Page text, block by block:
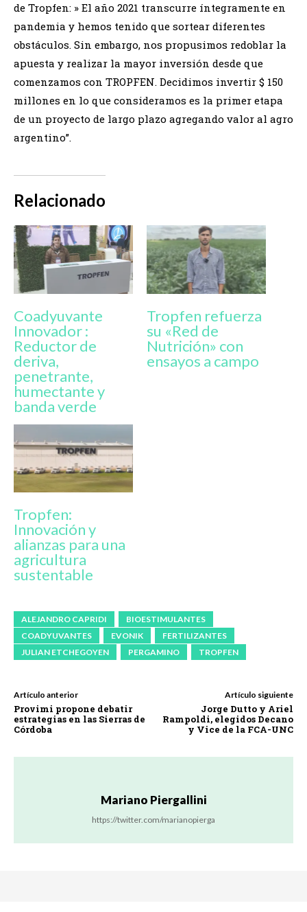
de Tropfen: » El año 2021 transcurre íntegramente en
pandemia y hemos tenido que sortear diferentes
obstáculos. Sin embargo, nos propusimos redoblar la
apuesta y realizar la mayor inversión desde que
comenzamos con TROPFEN. Decidimos invertir $ 150
millones en lo que consideramos es la primer etapa
de un proyecto de largo plazo agregando valor al agro
argentino”.
Relacionado
Coadyuvante
Innovador :
Reductor de
deriva,
penetrante,
humectante y
banda verde
Tropfen refuerza
su «Red de
Nutrición» con
ensayos a campo
Tropfen:
Innovación y
alianzas para una
agricultura
sustentable
ALEJANDRO CAPRIDI
BIOESTIMULANTES
COADYUVANTES
EVONIK
FERTILIZANTES
JULIAN ETCHEGOYEN
PERGAMINO TROPFEN
Artículo anterior
Provimi propone debatir
estrategias en las Sierras de
Córdoba
Artículo siguiente
Jorge Dutto y Ariel
Rampoldi, elegidos Decano
y Vice de la FCA-UNC
Mariano Piergallini
https://twitter.com/marianopierga